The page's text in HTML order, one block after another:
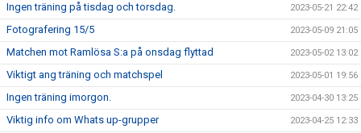
Ingen träning på tisdag och torsdag. 2023-05-21 22:42
Fotografering 15/5 2023-05-09 21:05
Matchen mot Ramlösa S:a på onsdag flyttad 2023-05-02 13:02
Viktigt ang träning och matchspel 2023-05-01 19:56
Ingen träning imorgon. 2023-04-30 13:25
Viktig info om Whats up-grupper 2023-04-25 12:33